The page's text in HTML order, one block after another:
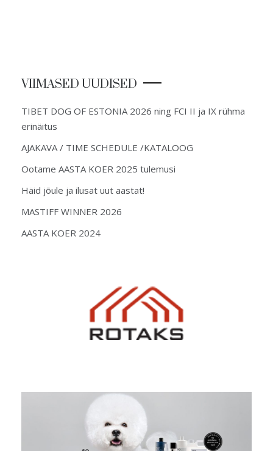
VIIMASED UUDISED
TIBET DOG OF ESTONIA 2026 ning FCI II ja IX rühma
erinäitus
AJAKAVA / TIME SCHEDULE /KATALOOG
Ootame AASTA KOER 2025 tulemusi
Häid jõule ja ilusat uut aastat!
MASTIFF WINNER 2026
AASTA KOER 2024